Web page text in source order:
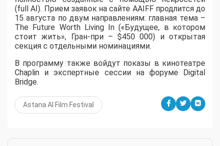
(full AI). Прием заявок на сайте AAIFF продлится до
15 августа по двум направлениям: главная тема –
The Future Worth Living In («Будущее, в котором
стоит жить», Гран-при – $450 000) и открытая
секция с отдельными номинациями.
В программу также войдут показы в кинотеатре
Chaplin и экспертные сессии на форуме Digital
Bridge.
Astana AI Film Festival